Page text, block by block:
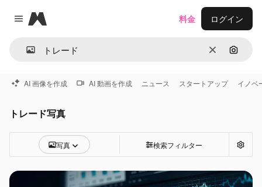
Close menu
Magnific
消去 画像で
料金 ログイン
AI 画像を作成 AI 動画を作成 ニュース スタートアップ イノベ
トレード写真
写真 検索フィルター